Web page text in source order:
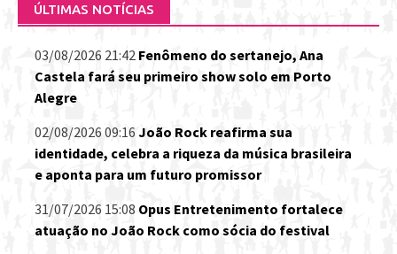
ÚLTIMAS NOTÍCIAS
03/08/2026 21:42 Fenômeno do sertanejo, Ana
Castela fará seu primeiro show solo em Porto
Alegre
02/08/2026 09:16 João Rock reafirma sua
identidade, celebra a riqueza da música brasileira
e aponta para um futuro promissor
31/07/2026 15:08 Opus Entretenimento fortalece
atuação no João Rock como sócia do festival